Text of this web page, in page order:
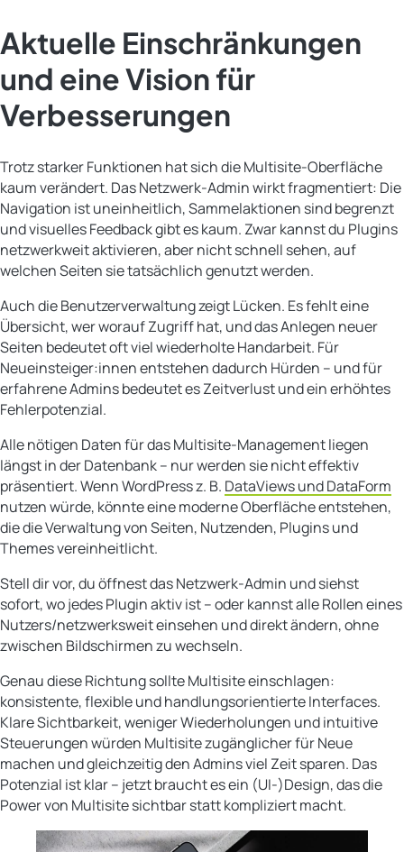
Aktuelle Einschränkungen
und eine Vision für
Verbesserungen
Trotz starker Funktionen hat sich die Multisite-Oberfläche
kaum verändert. Das Netzwerk-Admin wirkt fragmentiert: Die
Navigation ist uneinheitlich, Sammelaktionen sind begrenzt
und visuelles Feedback gibt es kaum. Zwar kannst du Plugins
netzwerkweit aktivieren, aber nicht schnell sehen, auf
welchen Seiten sie tatsächlich genutzt werden.
Auch die Benutzerverwaltung zeigt Lücken. Es fehlt eine
Übersicht, wer worauf Zugriff hat, und das Anlegen neuer
Seiten bedeutet oft viel wiederholte Handarbeit. Für
Neueinsteiger:innen entstehen dadurch Hürden – und für
erfahrene Admins bedeutet es Zeitverlust und ein erhöhtes
Fehlerpotenzial.
Alle nötigen Daten für das Multisite-Management liegen
längst in der Datenbank – nur werden sie nicht effektiv
präsentiert. Wenn WordPress z. B. DataViews und DataForm
nutzen würde, könnte eine moderne Oberfläche entstehen,
die die Verwaltung von Seiten, Nutzenden, Plugins und
Themes vereinheitlicht.
Stell dir vor, du öffnest das Netzwerk-Admin und siehst
sofort, wo jedes Plugin aktiv ist – oder kannst alle Rollen eines
Nutzers/netzwerksweit einsehen und direkt ändern, ohne
zwischen Bildschirmen zu wechseln.
Genau diese Richtung sollte Multisite einschlagen:
konsistente, flexible und handlungsorientierte Interfaces.
Klare Sichtbarkeit, weniger Wiederholungen und intuitive
Steuerungen würden Multisite zugänglicher für Neue
machen und gleichzeitig den Admins viel Zeit sparen. Das
Potenzial ist klar – jetzt braucht es ein (UI-)Design, das die
Power von Multisite sichtbar statt kompliziert macht.